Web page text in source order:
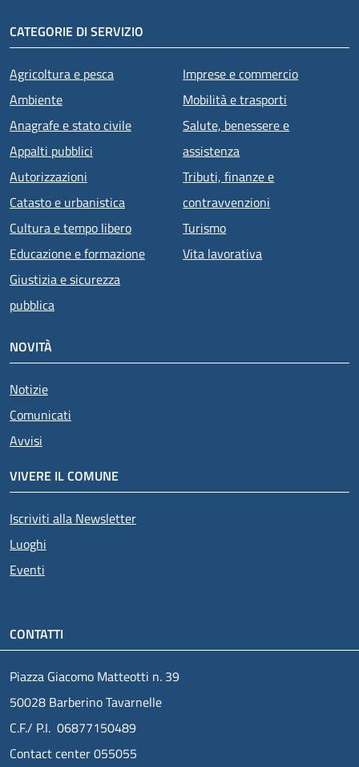
CATEGORIE DI SERVIZIO
Agricoltura e pesca
Ambiente
Anagrafe e stato civile
Appalti pubblici
Autorizzazioni
Catasto e urbanistica
Cultura e tempo libero
Educazione e formazione
Giustizia e sicurezza
pubblica
Imprese e commercio
Mobilità e trasporti
Salute, benessere e
assistenza
Tributi, finanze e
contravvenzioni
Turismo
Vita lavorativa
NOVITÀ
Notizie
Comunicati
Avvisi
VIVERE IL COMUNE
Iscriviti alla Newsletter
Luoghi
Eventi
CONTATTI
Piazza Giacomo Matteotti n. 39
50028 Barberino Tavarnelle
C.F./ P.I. 06877150489
Contact center 055055